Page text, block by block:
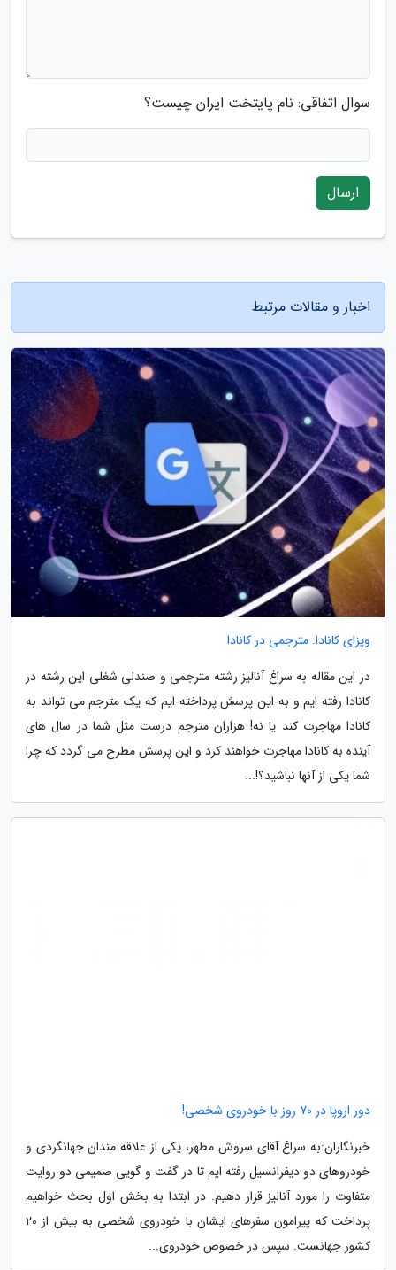
سوال اتفاقی: نام پایتخت ایران چیست؟
ارسال
اخبار و مقالات مرتبط
ویزای کانادا: مترجمی در کانادا
در این مقاله به سراغ آنالیز رشته مترجمی و صندلی شغلی این رشته در
کانادا رفته ایم و به این پرسش پرداخته ایم که یک مترجم می تواند به
کانادا مهاجرت کند یا نه! هزاران مترجم درست مثل شما در سال های
آینده به کانادا مهاجرت خواهند کرد و این پرسش مطرح می گردد که چرا
شما یکی از آنها نباشید؟!...
دور اروپا در 70 روز با خودروی شخصی!
خبرنگاران:به سراغ آقای سروش مطهر، یکی از علاقه مندان جهانگردی و
خودروهای دو دیفرانسیل رفته ایم تا در گفت و گویی صمیمی دو روایت
متفاوت را مورد آنالیز قرار دهیم. در ابتدا به بخش اول بحث خواهیم
پرداخت که پیرامون سفرهای ایشان با خودروی شخصی به بیش از 20
کشور جهانست. سپس در خصوص خودروی...